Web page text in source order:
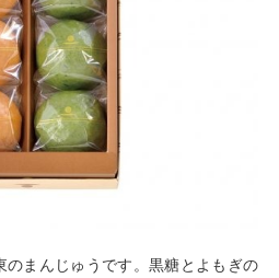
のまんじゅうです。黒糖とよもぎの